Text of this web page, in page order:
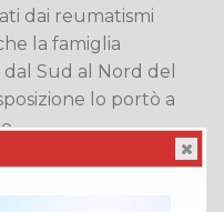
dai reumatismi
la famiglia
Sud al Nord del
lo portò a
dove diventa allievo
e nel 1926